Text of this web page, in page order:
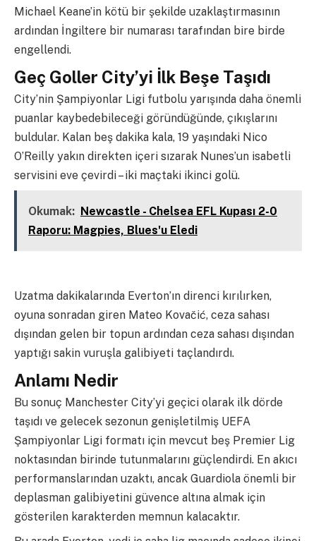
Michael Keane’in kötü bir şekilde uzaklaştırmasının
ardından İngiltere bir numarası tarafından bire birde
engellendi.
Geç Goller City’yi İlk Beşe Taşıdı
City’nin Şampiyonlar Ligi futbolu yarışında daha önemli
puanlar kaybedebileceği göründüğünde, çıkışlarını
buldular. Kalan beş dakika kala, 19 yaşındaki Nico
O’Reilly yakın direkten içeri sızarak Nunes’un isabetli
servisini eve çevirdi – iki maçtaki ikinci golü.
Okumak: Newcastle - Chelsea EFL Kupası 2-0
Raporu: Magpies, Blues'u Eledi
Uzatma dakikalarında Everton’ın direnci kırılırken,
oyuna sonradan giren Mateo Kovačić, ceza sahası
dışından gelen bir topun ardından ceza sahası dışından
yaptığı sakin vuruşla galibiyeti taçlandırdı.
Anlamı Nedir
Bu sonuç Manchester City’yi geçici olarak ilk dörde
taşıdı ve gelecek sezonun genişletilmiş UEFA
Şampiyonlar Ligi formatı için mevcut beş Premier Lig
noktasından birinde tutunmalarını güçlendirdi. En akıcı
performanslarından uzaktı, ancak Guardiola önemli bir
deplasman galibiyetini güvence altına almak için
gösterilen karakterden memnun kalacaktır.